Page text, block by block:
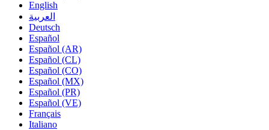
English
العربية
Deutsch
Español
Español (AR)
Español (CL)
Español (CO)
Español (MX)
Español (PR)
Español (VE)
Français
Italiano